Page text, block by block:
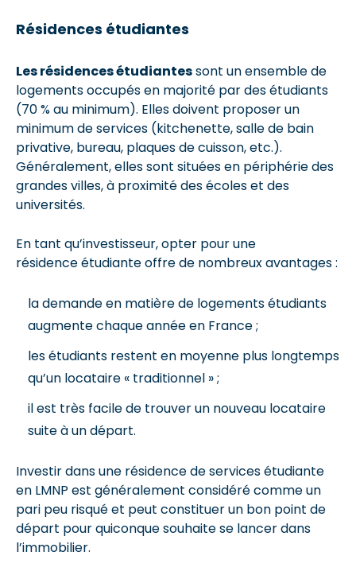
Résidences étudiantes
Les résidences étudiantessont un ensemble de
logements occupés en majorité par des étudiants
(70 % au minimum). Elles doivent proposer un
minimum de services (kitchenette, salle de bain
privative, bureau, plaques de cuisson, etc.).
Généralement, elles sont situées en périphérie des
grandes villes, à proximité des écoles et des
universités.
En tant qu’investisseur, opter pour une
résidence étudiante offre de nombreux avantages :
la demande en matière de logements étudiants
augmente chaque année en France ;
les étudiants restent en moyenne plus longtemps
qu’un locataire « traditionnel » ;
il est très facile de trouver un nouveau locataire
suite à un départ.
Investir dans une résidence de services étudiante
en LMNP est généralement considéré comme un
pari peu risqué et peut constituer un bon point de
départ pour quiconque souhaite se lancer dans
l’immobilier.